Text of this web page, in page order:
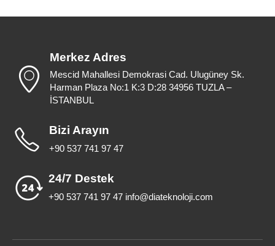
Merkez Adres
Mescid Mahallesi Demokrasi Cad. Ulugüney Sk.
Harman Plaza No:1 K:3 D:28 34956 TUZLA –
İSTANBUL
Bizi Arayın
+90 537 741 97 47
24/7 Destek
+90 537 741 97 47 info@diateknoloji.com